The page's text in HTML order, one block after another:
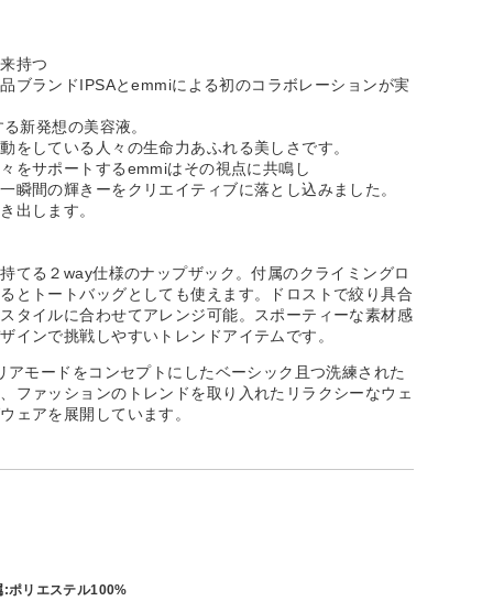
持つ
ブランドIPSAとemmiによる初のコラボレーションが実
新発想の美容液。
をしている人々の生命力あふれる美しさです。
をサポートするemmiはその視点に共鳴し
瞬間の輝きーをクリエイティブに落とし込みました。
出します。
てる２way仕様のナップザック。付属のクライミングロ
とトートバッグとしても使えます。ドロストで絞り具合
タイルに合わせてアレンジ可能。スポーティーな素材感
インで挑戦しやすいトレンドアイテムです。
モードをコンセプトにしたベーシック且つ洗練された
ファッションのトレンドを取り入れたリラクシーなウェ
ェアを展開しています。
ポリエステル100%